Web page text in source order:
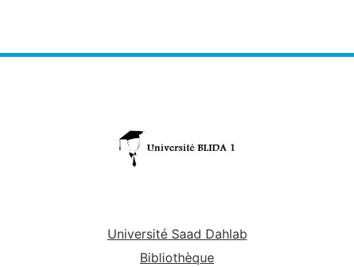
Université Saad Dahlab
Bibliothèque